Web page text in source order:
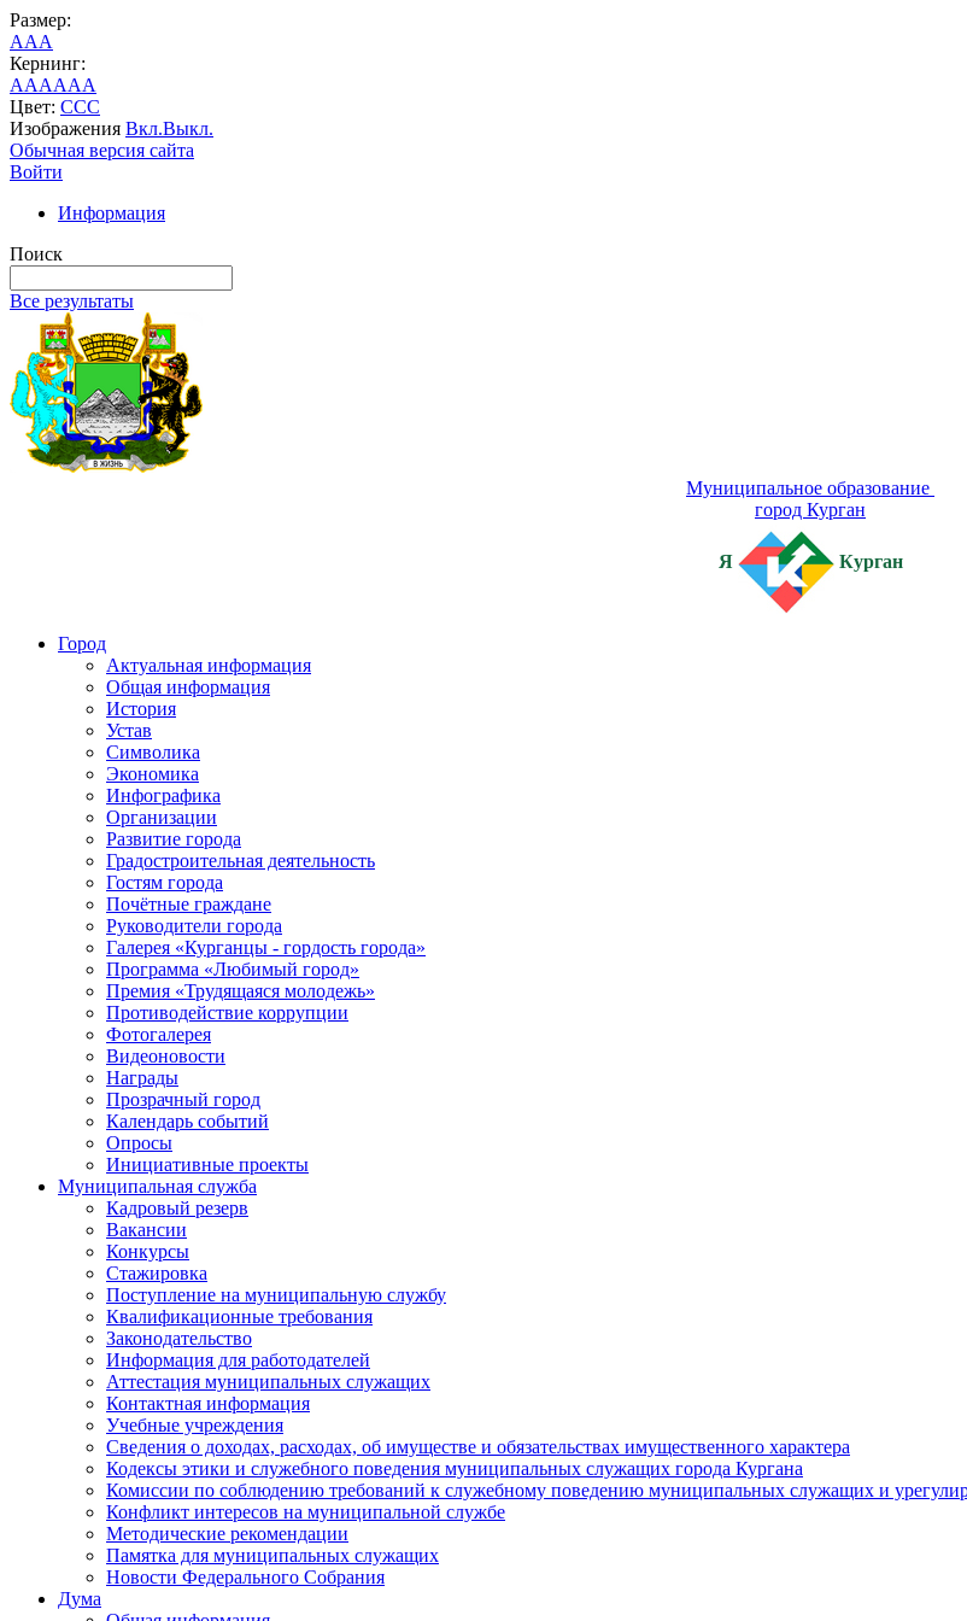
Размер:
AAA
Кернинг:
AAAAAA
Цвет: CCC
Изображения Вкл.Выкл.
Обычная версия сайта
Войти
Информация
Поиск
Все результаты
Муниципальное образование
город Курган
Я Курган
Город
Актуальная информация
Общая информация
История
Устав
Символика
Экономика
Инфографика
Организации
Развитие города
Градостроительная деятельность
Гостям города
Почётные граждане
Руководители города
Галерея «Курганцы - гордость города»
Программа «Любимый город»
Премия «Трудящаяся молодежь»
Противодействие коррупции
Фотогалерея
Видеоновости
Награды
Прозрачный город
Календарь событий
Опросы
Инициативные проекты
Муниципальная служба
Кадровый резерв
Вакансии
Конкурсы
Стажировка
Поступление на муниципальную службу
Квалификационные требования
Законодательство
Информация для работодателей
Аттестация муниципальных служащих
Контактная информация
Учебные учреждения
Сведения о доходах, расходах, об имуществе и обязательствах имущественного характера
Кодексы этики и служебного поведения муниципальных служащих города Кургана
Комиссии по соблюдению требований к служебному поведению муниципальных служащих и
Конфликт интересов на муниципальной службе
Методические рекомендации
Памятка для муниципальных служащих
Новости Федерального Cобрания
Дума